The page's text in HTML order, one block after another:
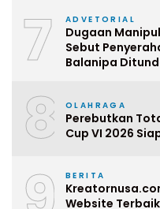
7 ADVETORIAL
Dugaan
Sebut
Balanipa
8 OLAHRAGA
Perebutkan
Cup VI 2026
BERITA
Website